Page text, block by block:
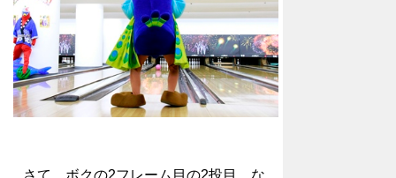
さて、ボクの2フレーム目の2投目。な